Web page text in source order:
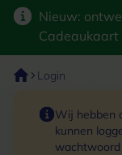
Nieuw:
Cadeaukaart
Login
Wij hebben
kunnen
wachtwoord